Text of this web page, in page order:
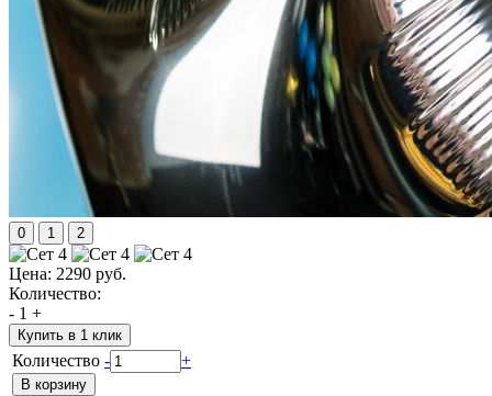
0 1 2
Цена: 2290 руб.
Количество:
- 1 +
Купить в 1 клик
Количество - +